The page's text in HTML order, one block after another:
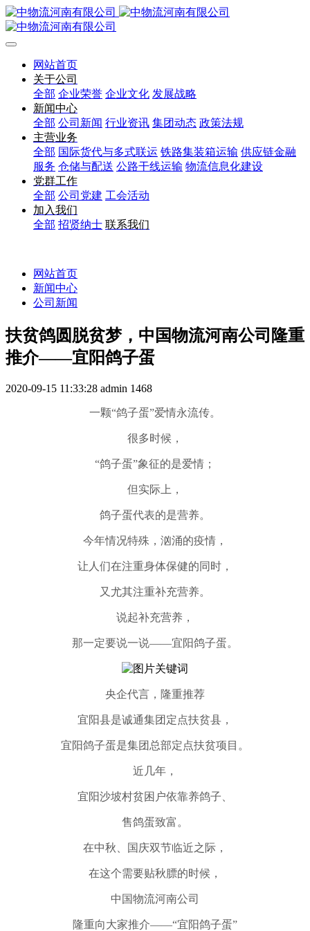
网站首页
关于公司
全部 企业荣誉 企业文化 发展战略
新闻中心
全部 公司新闻 行业资讯 集团动态 政策法规
主营业务
全部 国际货代与多式联运 铁路集装箱运输 供应链金融
服务 仓储与配送 公路干线运输 物流信息化建设
党群工作
全部 公司党建 工会活动
加入我们
全部 招贤纳士 联系我们
网站首页
新闻中心
公司新闻
扶贫鸽圆脱贫梦，中国物流河南公司隆重
推介——宜阳鸽子蛋
2020-09-15 11:33:28 admin 1468
一颗“鸽子蛋”爱情永流传。
很多时候，
“鸽子蛋”象征的是爱情；
但实际上，
鸽子蛋代表的是营养。
今年情况特殊，汹涌的疫情，
让人们在注重身体保健的同时，
又尤其注重补充营养。
说起补充营养，
那一定要说一说——宜阳鸽子蛋。
央企代言，隆重推荐
宜阳县是诚通集团定点扶贫县，
宜阳鸽子蛋是集团总部定点扶贫项目。
近几年，
宜阳沙坡村贫困户依靠养鸽子、
售鸽蛋致富。
在中秋、国庆双节临近之际，
在这个需要贴秋膘的时候，
中国物流河南公司
隆重向大家推介——“宜阳鸽子蛋”